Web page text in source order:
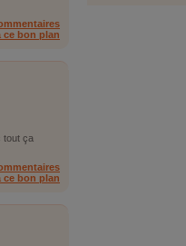
ce bon plan
tout ça
ce bon plan